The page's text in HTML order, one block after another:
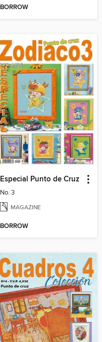
BORROW
Especial Punto de Cruz
No. 3
MAGAZINE
BORROW